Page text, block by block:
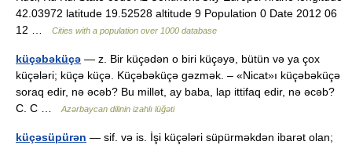
42.03972 latitude 19.52528 altitude 9 Population 0 Date 2012 06
12 …
Cities with a population over 1000 database
küçəbəküçə — z. Bir küçədən o biri küçəyə, bütün və ya çox
küçələri; küçə küçə. Küçəbəküçə gəzmək. – «Nicat»ı küçəbəküçə
soraq edir, nə əcəb? Bu millət, ay baba, lap ittifaq edir, nə əcəb?
C. C …
Azərbaycan dilinin izahlı lüğəti
küçəsüpürən — sif. və is. İşi küçələri süpürməkdən ibarət olan;